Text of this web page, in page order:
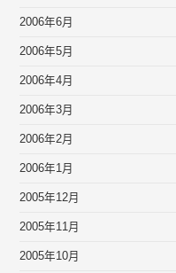
2006年6月
2006年5月
2006年4月
2006年3月
2006年2月
2006年1月
2005年12月
2005年11月
2005年10月